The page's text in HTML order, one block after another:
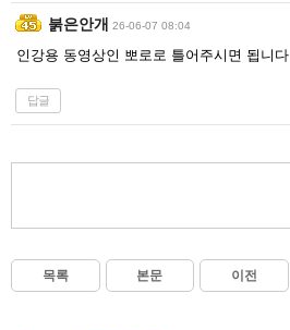
붉은안개 26-06-07 08:04
인강용 동영상인 뽀로로 틀어주시면 됩니다
답글
목록 본문 이전